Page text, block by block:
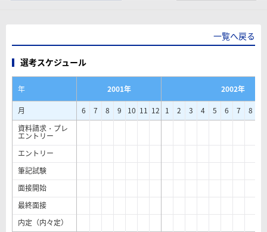
一覧へ戻る
選考スケジュール
年 2001年
2002年
月
6 7 8 9 10 11 12 1 2 3 4 5 6 7 8
資料請求・プレ
エントリー
エントリー
筆記試験
面接開始
最終面接
内定（内々定）